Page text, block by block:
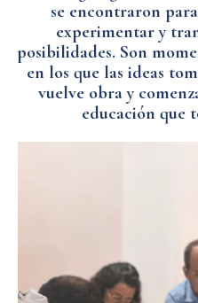
se encontraron
experimentar y
posibilidades. Son
en los que las ideas
vuelve obra y
educación que